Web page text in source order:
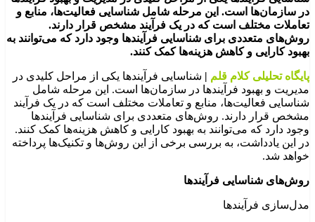
در سازمان‌ها است. این مرحله شامل شناسایی فعالیت‌ها، منابع و
تعاملات مختلف است که در یک فرآیند مشخص قرار دارند.
روش‌های متعددی برای شناسایی فرآیندها وجود دارد که می‌توانند به
بهبود کارایی و کاهش هزینه‌ها کمک کنند.
پایگاه تحلیلی کلام قلم | شناسایی فرآیندها یکی از مراحل کلیدی در
مدیریت و بهبود فرآیندها در سازمان‌ها است. این مرحله شامل
شناسایی فعالیت‌ها، منابع و تعاملات مختلف است که در یک فرآیند
مشخص قرار دارند. روش‌های متعددی برای شناسایی فرآیندها
وجود دارد که می‌توانند به بهبود کارایی و کاهش هزینه‌ها کمک کنند.
در این یادداشت، به بررسی برخی از این روش‌ها و تکنیک‌ها پرداخته
خواهد شد.
روش‌های شناسایی فرآیندها
مدل‌سازی فرآیندها